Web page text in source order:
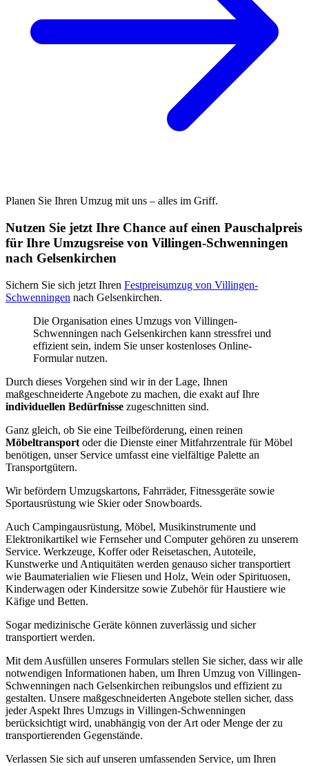
Planen Sie Ihren Umzug mit uns – alles im Griff.
Nutzen Sie jetzt Ihre Chance auf einen Pauschalpreis
für Ihre Umzugsreise von Villingen-Schwenningen
nach Gelsenkirchen
Sichern Sie sich jetzt Ihren Festpreisumzug von Villingen-
Schwenningen nach Gelsenkirchen.
Die Organisation eines Umzugs von Villingen-
Schwenningen nach Gelsenkirchen kann stressfrei und
effizient sein, indem Sie unser kostenloses Online-
Formular nutzen.
Durch dieses Vorgehen sind wir in der Lage, Ihnen
maßgeschneiderte Angebote zu machen, die exakt auf Ihre
individuellen Bedürfnisse zugeschnitten sind.
Ganz gleich, ob Sie eine Teilbeförderung, einen reinen
Möbeltransport oder die Dienste einer Mitfahrzentrale für Möbel
benötigen, unser Service umfasst eine vielfältige Palette an
Transportgütern.
Wir befördern Umzugskartons, Fahrräder, Fitnessgeräte sowie
Sportausrüstung wie Skier oder Snowboards.
Auch Campingausrüstung, Möbel, Musikinstrumente und
Elektronikartikel wie Fernseher und Computer gehören zu unserem
Service. Werkzeuge, Koffer oder Reisetaschen, Autoteile,
Kunstwerke und Antiquitäten werden genauso sicher transportiert
wie Baumaterialien wie Fliesen und Holz, Wein oder Spirituosen,
Kinderwagen oder Kindersitze sowie Zubehör für Haustiere wie
Käfige und Betten.
Sogar medizinische Geräte können zuverlässig und sicher
transportiert werden.
Mit dem Ausfüllen unseres Formulars stellen Sie sicher, dass wir alle
notwendigen Informationen haben, um Ihren Umzug von Villingen-
Schwenningen nach Gelsenkirchen reibungslos und effizient zu
gestalten. Unsere maßgeschneiderten Angebote stellen sicher, dass
jeder Aspekt Ihres Umzugs in Villingen-Schwenningen
berücksichtigt wird, unabhängig von der Art oder Menge der zu
transportierenden Gegenstände.
Verlassen Sie sich auf unseren umfassenden Service, um Ihren